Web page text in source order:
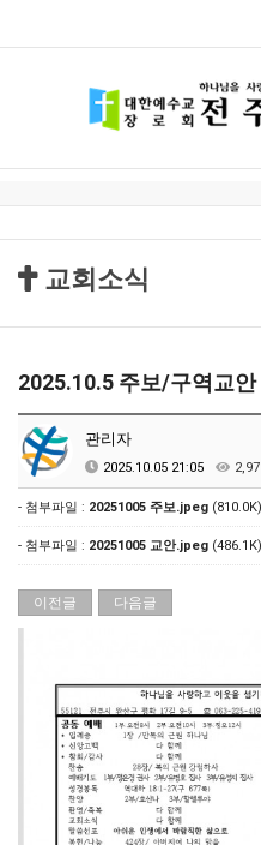
교회소식
2025.10.5 주보/구역교안
관리자
2025.10.05 21:05
- 첨부파일 : 20251005 주보.jpeg
- 첨부파일 : 20251005 교안.jpeg
이전글 다음글